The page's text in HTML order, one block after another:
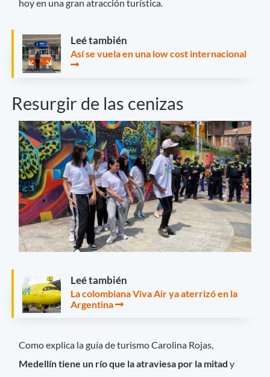
hoy en una gran atracción turística.
Leé también
Así se vuela en una low cost internacional
Resurgir de las cenizas
Leé también
La colombiana Viva Air ya aterrizó en la
Argentina
Como explica la guía de turismo Carolina Rojas,
Medellín tiene un río que la atraviesa por la mitady